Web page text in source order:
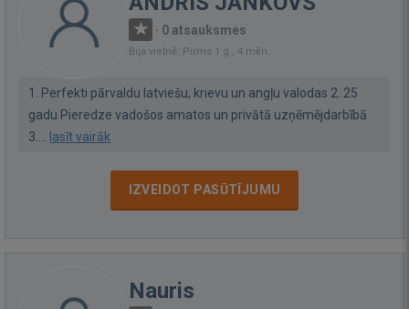
· 0 atsauksmes
Bija vietnē: Pirms 1 g., 4 mēn.
1. Perfekti pārvaldu latviešu, krievu un angļu valodas 2. 25
gadu Pieredze vadošos amatos un privātā uzņēmējdarbībā
3.... lasīt vairāk
IZVEIDOT PASŪTĪJUMU
Nauris